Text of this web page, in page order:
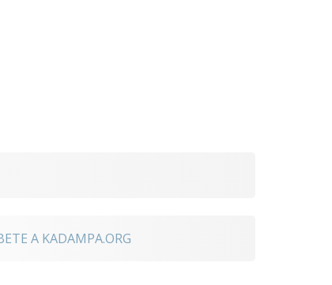
A KADAMPA.ORG